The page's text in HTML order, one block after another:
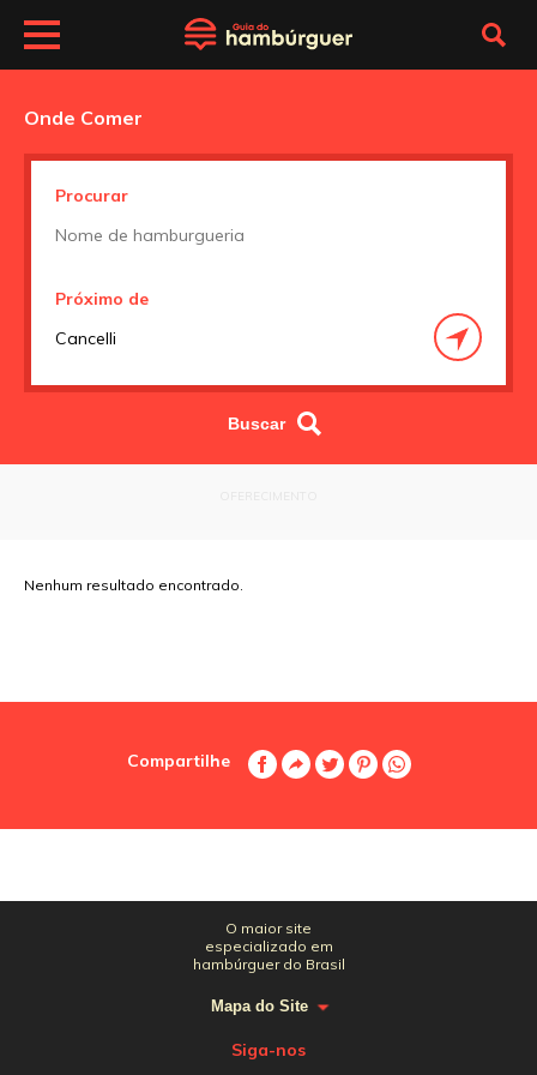
Onde Comer
Procurar
Próximo de
Nenhum resultado encontrado.
Compartilhe
O maior site
especializado em
hambúrguer do Brasil
Mapa do Site
Siga-nos